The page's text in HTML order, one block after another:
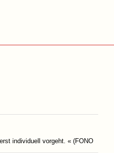
individuell vorgeht. « (FONO